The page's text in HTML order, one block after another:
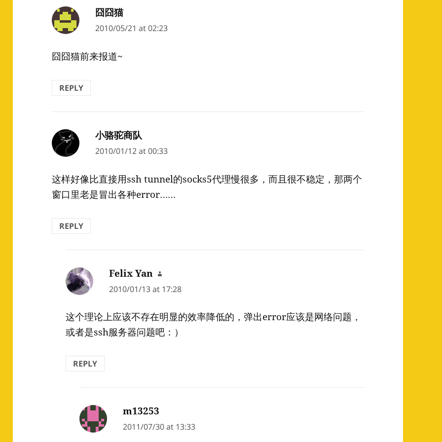
囧囧猫says:
2010/05/21 at 02:23
囧囧猫前来报道~
REPLY
小骆驼商队
2010/01/12 at 00:33
这样好像比直接用ssh tunnel的socks5代理慢很多，而且很不稳定，那两个
窗口里老是冒出各种error……
REPLY
Felix Yan says:
2010/01/13 at 17:28
这个理论上应该不存在明显的效率降低的，弹出error应该是网络问题，
或者是ssh服务器问题吧：）
REPLY
m13253
2011/07/30 at 13:33